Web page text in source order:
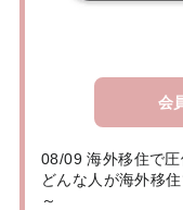
会
08/09 海外移住で
どんな人が海外移
～